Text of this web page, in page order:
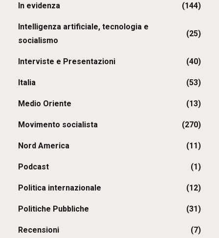
In evidenza (144)
Intelligenza artificiale, tecnologia e
socialismo
(25)
Interviste e Presentazioni (40)
Italia (53)
Medio Oriente (13)
Movimento socialista (270)
Nord America (11)
Podcast (1)
Politica internazionale (12)
Politiche Pubbliche (31)
Recensioni (7)